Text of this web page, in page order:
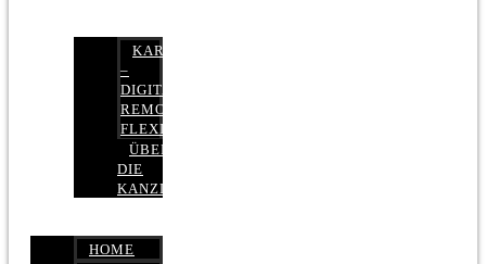
KARRIERE
–
DIGITAL,
REMOTE,
FLEXIBEL
ÜBER
DIE
KANZLEI
HOME